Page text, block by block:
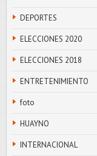
DEPORTES
ELECCIONES 2020
ELECCIONES 2018
ENTRETENIMIENTO
foto
HUAYNO
INTERNACIONAL